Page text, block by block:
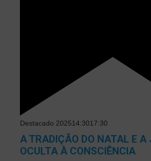
Destacado 202514:3017:30
A TRADIÇÃO DO NATAL E A
OCULTA À CONSCIÊNCIA